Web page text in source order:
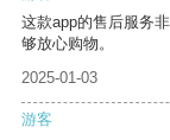
这款app的售后服务
够放心购物。
2025-01-03
游客